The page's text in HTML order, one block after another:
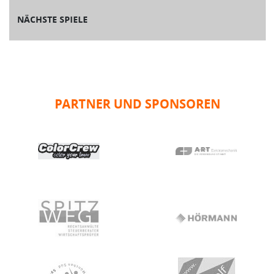
NÄCHSTE SPIELE
PARTNER UND SPONSOREN